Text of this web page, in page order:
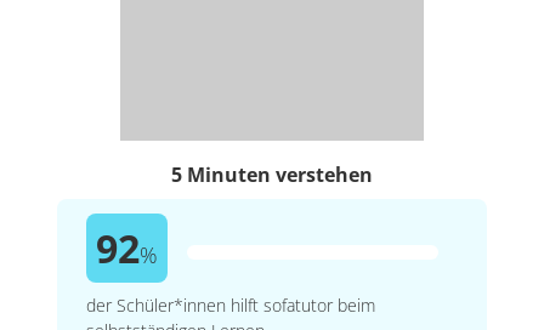
5 Minuten verstehen
92%
der Schüler*innen hilft sofatutor beim